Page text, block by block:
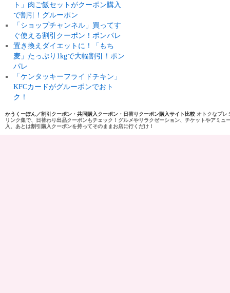
ト」肉ご飯セットがクーポン購入
で割引！グルーポン
「ショップチャンネル」買ってす
ぐ使える割引クーポン！ポンパレ
置き換えダイエットに！「もち
麦」たっぷり1kgで大幅割引！ポン
パレ
「ケンタッキーフライドチキン」
KFCカードがグルーポンでおト
ク！
かうくーぽん／割引クーポン・共同購入クーポン・日替りクーポン購入サイト比較 オトクなプレ
リンク集で、日替わり出品クーポンもチェック！グルメやリラクゼーション、チケットやアミ
入、あとは割引購入クーポンを持ってそのままお店に行くだけ！